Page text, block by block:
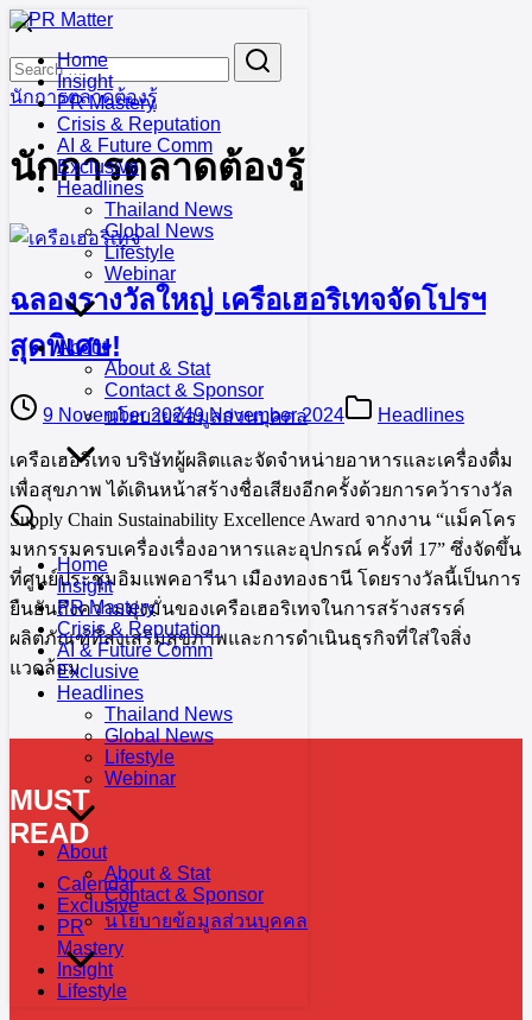
Skip
contentHome
Insight
PR Mastery
Crisis & Reputation
AI & Future Comm
Exclusive
Headlines
Thailand News
Global News
Lifestyle
Webinar
About
About & Stat
Contact & Sponsor
นโยบายข้อมูลส่วนบุคคล
Home
Insight
PR Mastery
Crisis & Reputation
AI & Future Comm
Exclusive
Headlines
Thailand News
Global News
Lifestyle
Webinar
About
About & Stat
Contact & Sponsor
นโยบายข้อมูลส่วนบุคคล
Search
for:
นักการตลาดต้องรู้
นักการตลาดต้องรู้
ฉลองรางวัลใหญ่ เครือเฮอริเทจจัดโปรฯ
สุดพิเศษ!
9 November 20249 November 2024 Headlines
เครือเฮอริเทจ บริษัทผู้ผลิตและจัดจำหน่ายอาหารและเครื่องดื่ม
เพื่อสุขภาพ ได้เดินหน้าสร้างชื่อเสียงอีกครั้งด้วยการคว้ารางวัล
Supply Chain Sustainability Excellence Award จากงาน “แม็คโคร
มหกรรมครบเครื่องเรื่องอาหารและอุปกรณ์ ครั้งที่ 17” ซึ่งจัดขึ้น
ที่ศูนย์ประชุมอิมแพคอารีนา เมืองทองธานี โดยรางวัลนี้เป็นการ
ยืนยันถึงความมุ่งมั่นของเครือเฮอริเทจในการสร้างสรรค์
ผลิตภัณฑ์ที่ส่งเสริมสุขภาพและการดำเนินธุรกิจที่ใส่ใจสิ่ง
แวดล้อม
MUST
READ
Calendar
Exclusive
PR
Mastery
Insight
Lifestyle